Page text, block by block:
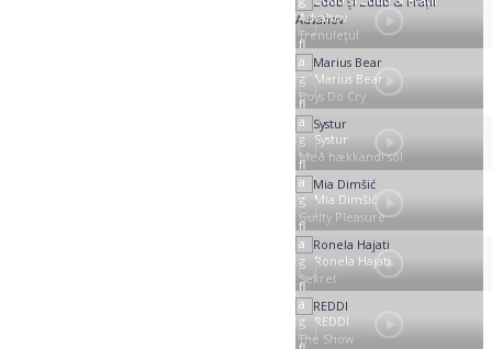
Advahov
Trenuleţul
Marius Bear
Boys Do Cry
Systur
Með hækkandi sól
Mia Dimšić
Guilty Pleasure
Ronela Hajati
Sekret
REDDI
The Show